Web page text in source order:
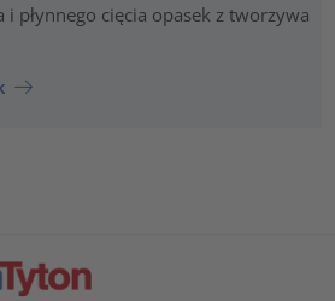
płynnego cięcia opasek z tworzywa